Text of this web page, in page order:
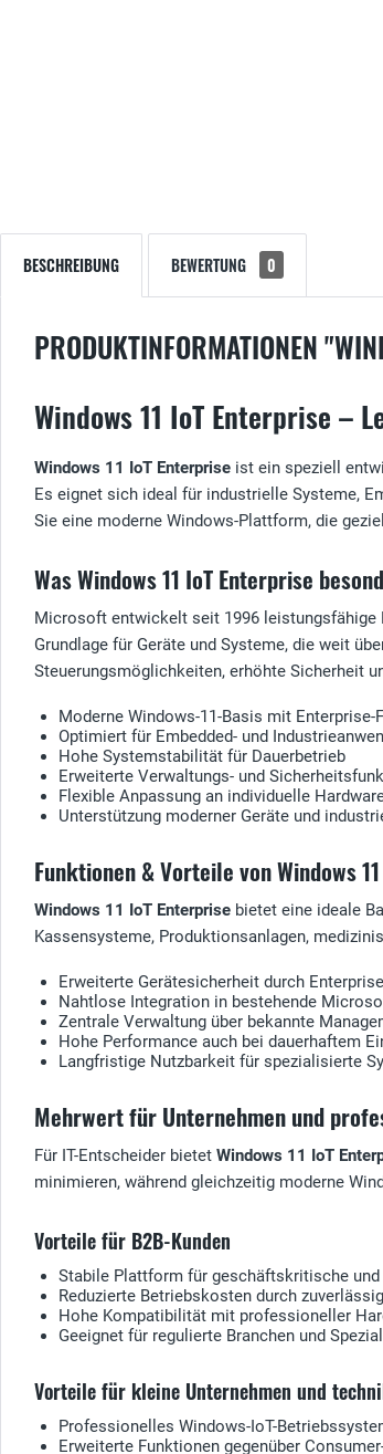
BESCHREIBUNG BEWERTUNG 0
PRODUKTINFORMATIONEN
Windows 11 IoT Enterprise
Windows 11 IoT Enterprise ist ein speziell
Es eignet sich ideal für industrielle Systeme,
Sie eine moderne Windows-Plattform, die
Was Windows 11 IoT Enterprise
Microsoft entwickelt seit 1996 leistungsfähige
Grundlage für Geräte und Systeme, die weit
Steuerungsmöglichkeiten, erhöhte Sicherheit
Moderne Windows-11-Basis mit Enterprise-
Optimiert für Embedded- und
Hohe Systemstabilität für Dauerbetrieb
Erweiterte Verwaltungs- und
Flexible Anpassung an individuelle
Unterstützung moderner Geräte und
Funktionen & Vorteile von Windows
Windows 11 IoT Enterprise bietet eine ideale
Kassensysteme, Produktionsanlagen,
Erweiterte Gerätesicherheit durch
Nahtlose Integration in bestehende
Zentrale Verwaltung über bekannte
Hohe Performance auch bei dauerhaftem
Langfristige Nutzbarkeit für spezialisierte
Mehrwert für Unternehmen und
Für IT-Entscheider bietet Windows 11 IoT
minimieren, während gleichzeitig moderne
Vorteile für B2B-Kunden
Stabile Plattform für geschäftskritische
Reduzierte Betriebskosten durch
Hohe Kompatibilität mit professioneller
Geeignet für regulierte Branchen und
Vorteile für kleine Unternehmen und
Professionelles Windows-IoT-
Erweiterte Funktionen gegenüber